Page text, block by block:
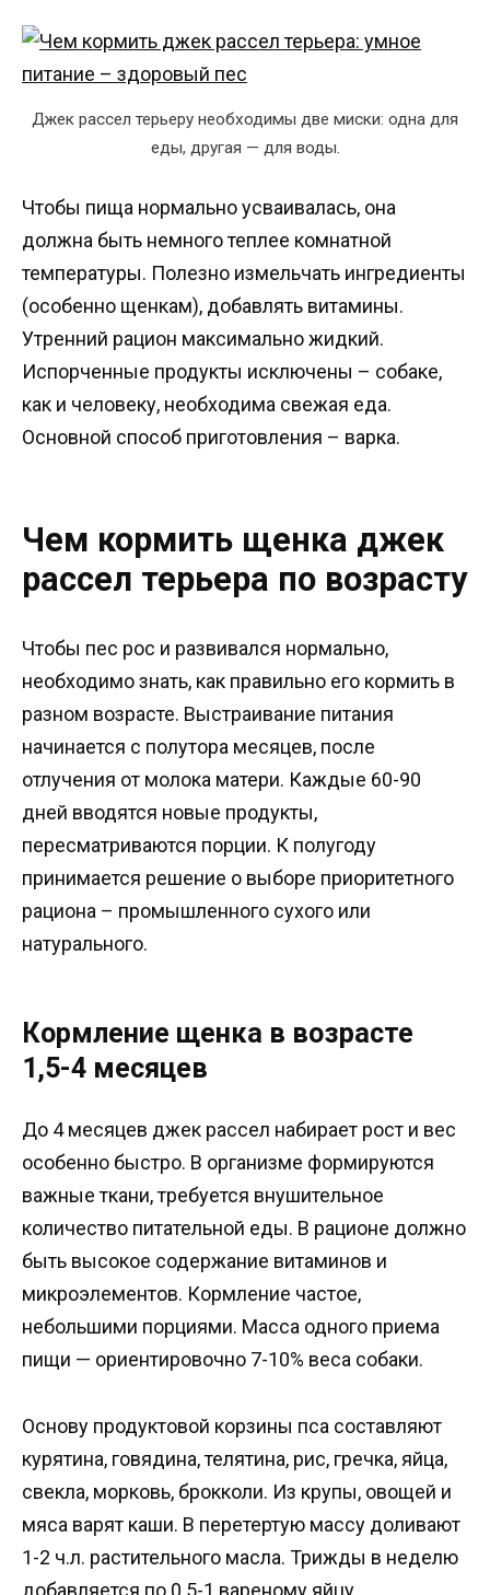
Джек рассел терьеру необходимы две миски: одна для
еды, другая — для воды.
Чтобы пища нормально усваивалась, она
должна быть немного теплее комнатной
температуры. Полезно измельчать ингредиенты
(особенно щенкам), добавлять витамины.
Утренний рацион максимально жидкий.
Испорченные продукты исключены – собаке,
как и человеку, необходима свежая еда.
Основной способ приготовления – варка.
Чем кормить щенка джек
рассел терьера по возрасту
Чтобы пес рос и развивался нормально,
необходимо знать, как правильно его кормить в
разном возрасте. Выстраивание питания
начинается с полутора месяцев, после
отлучения от молока матери. Каждые 60-90
дней вводятся новые продукты,
пересматриваются порции. К полугоду
принимается решение о выборе приоритетного
рациона – промышленного сухого или
натурального.
Кормление щенка в возрасте
1,5-4 месяцев
До 4 месяцев джек рассел набирает рост и вес
особенно быстро. В организме формируются
важные ткани, требуется внушительное
количество питательной еды. В рационе должно
быть высокое содержание витаминов и
микроэлементов. Кормление частое,
небольшими порциями. Масса одного приема
пищи — ориентировочно 7-10% веса собаки.
Основу продуктовой корзины пса составляют
курятина, говядина, телятина, рис, гречка, яйца,
свекла, морковь, брокколи. Из крупы, овощей и
мяса варят каши. В перетертую массу доливают
1-2 ч.л. растительного масла. Трижды в неделю
добавляется по 0.5-1 вареному яйцу.